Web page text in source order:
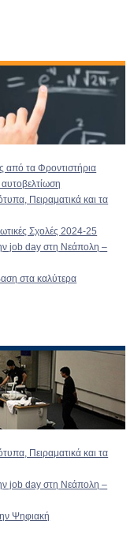
από τα Φροντιστήρια
Πειραματικά και τα
Σχολές 2024-25
job day στη Νεάπολη –
στα καλύτερα
Πειραματικά και τα
job day στη Νεάπολη –
Ψηφιακή